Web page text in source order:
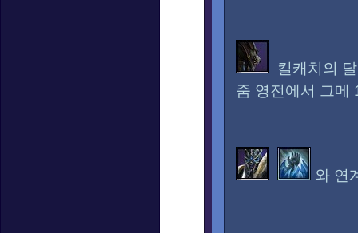
킬캐치의
줌 영전에서 그메
와 연